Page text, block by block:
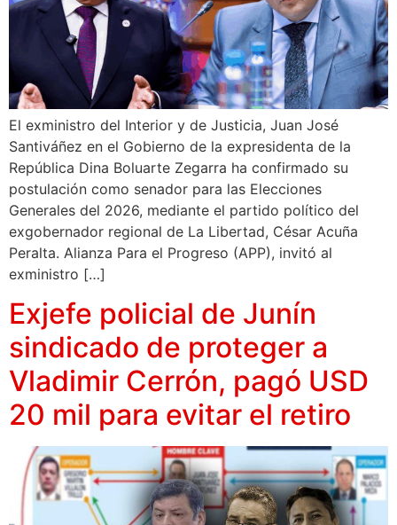
El exministro del Interior y de Justicia, Juan José
Santiváñez en el Gobierno de la expresidenta de la
República Dina Boluarte Zegarra ha confirmado su
postulación como senador para las Elecciones
Generales del 2026, mediante el partido político del
exgobernador regional de La Libertad, César Acuña
Peralta. Alianza Para el Progreso (APP), invitó al
exministro […]
Exjefe policial de Junín
sindicado de proteger a
Vladimir Cerrón, pagó USD
20 mil para evitar el retiro